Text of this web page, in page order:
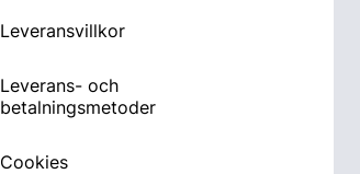
Leveransvillkor
Leverans- och
betalningsmetoder
Cookies